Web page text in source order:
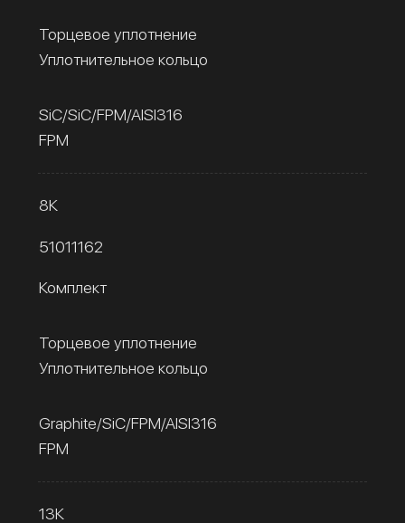
Торцевое уплотнение
Уплотнительное кольцо
SiC/SiC/FPM/AISI316
FPM
8К
51011162
Комплект
Торцевое уплотнение
Уплотнительное кольцо
Graphite/SiC/FPM/AISI316
FPM
13К